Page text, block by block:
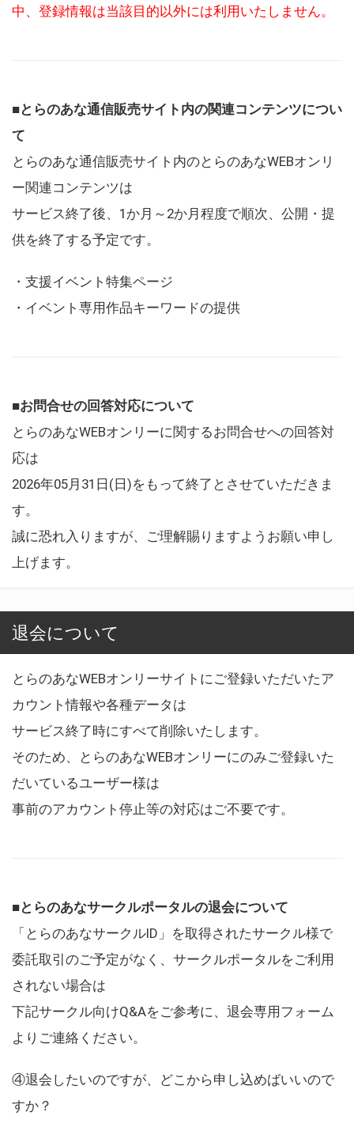
中、登録情報は当該目的以外には利用いたしません。
■とらのあな通信販売サイト内の関連コンテンツについ
て
とらのあな通信販売サイト内のとらのあなWEBオンリ
ー関連コンテンツは
サービス終了後、1か月～2か月程度で順次、公開・提
供を終了する予定です。
・支援イベント特集ページ
・イベント専用作品キーワードの提供
■お問合せの回答対応について
とらのあなWEBオンリーに関するお問合せへの回答対
応は
2026年05月31日(日)をもって終了とさせていただきま
す。
誠に恐れ入りますが、ご理解賜りますようお願い申し
上げます。
退会について
とらのあなWEBオンリーサイトにご登録いただいたア
カウント情報や各種データは
サービス終了時にすべて削除いたします。
そのため、とらのあなWEBオンリーにのみご登録いた
だいているユーザー様は
事前のアカウント停止等の対応はご不要です。
■とらのあなサークルポータルの退会について
「とらのあなサークルID」を取得されたサークル様で
委託取引のご予定がなく、サークルポータルをご利用
されない場合は
下記サークル向けQ&Aをご参考に、退会専用フォーム
よりご連絡ください。
④退会したいのですが、どこから申し込めばいいので
すか？